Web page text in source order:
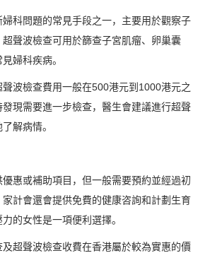
問題的常見手段之一，主要用於觀察子
聲波檢查可用於篩查子宮肌瘤、卵巢囊
婦科疾病。
檢查費用一般在500港元到1000港元之
現需要進一步檢查，醫生會建議進行超聲
解病情。
或補助項目，但一般需要預約並經過初
計會還會提供免費的健康咨詢和計劃生育
的女性是一項便利選擇。
聲波檢查收費在香港屬於較為實惠的價